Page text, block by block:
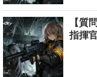
【質
指揮